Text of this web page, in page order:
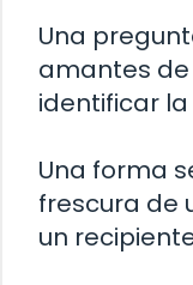
Una
amantes de
identificar
Una forma
frescura de
un